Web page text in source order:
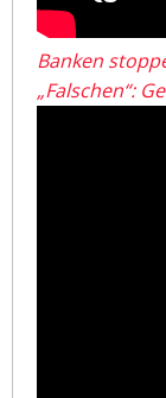
Banken
„Falschen“: